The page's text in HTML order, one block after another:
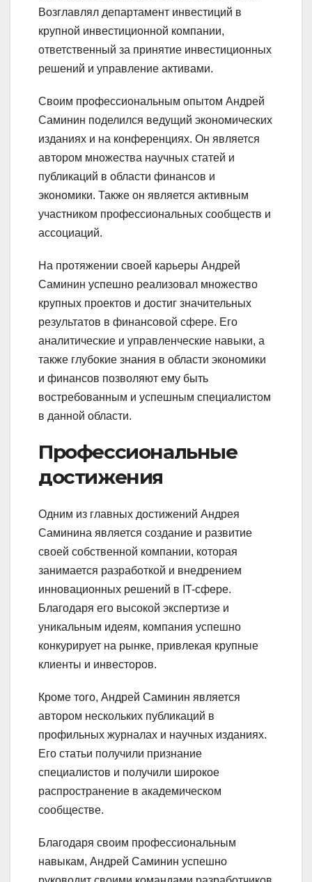
Возглавлял департамент инвестиций в
крупной инвестиционной компании,
ответственный за принятие инвестиционных
решений и управление активами.
Своим профессиональным опытом Андрей
Саминин поделился ведущий экономических
изданиях и на конференциях. Он является
автором множества научных статей и
публикаций в области финансов и
экономики. Также он является активным
участником профессиональных сообществ и
ассоциаций.
На протяжении своей карьеры Андрей
Саминин успешно реализовал множество
крупных проектов и достиг значительных
результатов в финансовой сфере. Его
аналитические и управленческие навыки, а
также глубокие знания в области экономики
и финансов позволяют ему быть
востребованным и успешным специалистом
в данной области.
Профессиональные
достижения
Одним из главных достижений Андрея
Саминина является создание и развитие
своей собственной компании, которая
занимается разработкой и внедрением
инновационных решений в IT-сфере.
Благодаря его высокой экспертизе и
уникальным идеям, компания успешно
конкурирует на рынке, привлекая крупные
клиенты и инвесторов.
Кроме того, Андрей Саминин является
автором нескольких публикаций в
профильных журналах и научных изданиях.
Его статьи получили признание
специалистов и получили широкое
распространение в академическом
сообществе.
Благодаря своим профессиональным
навыкам, Андрей Саминин успешно